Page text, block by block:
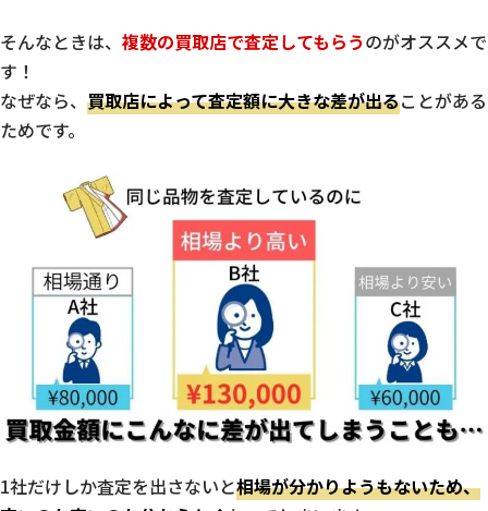
そんなときは、 複数の買取店で査定してもらうのがオススメで
す！
なぜなら、 買取店によって査定額に大きな差が出ることがある
ためです。
1社だけしか査定を出さないと相場が分かりようもないため、